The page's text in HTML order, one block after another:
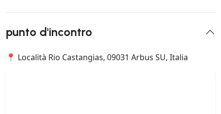
punto d'incontro
📍 Località Rio Castangias, 09031 Arbus SU, Italia